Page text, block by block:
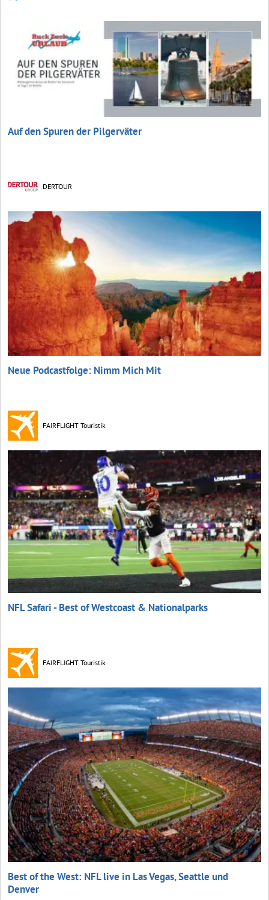
Auf den Spuren der Pilgerväter
DERTOUR
Neue Podcastfolge: Nimm Mich Mit
FAIRFLIGHT Touristik
NFL Safari - Best of Westcoast & Nationalparks
FAIRFLIGHT Touristik
Best of the West: NFL live in Las Vegas, Seattle und
Denver